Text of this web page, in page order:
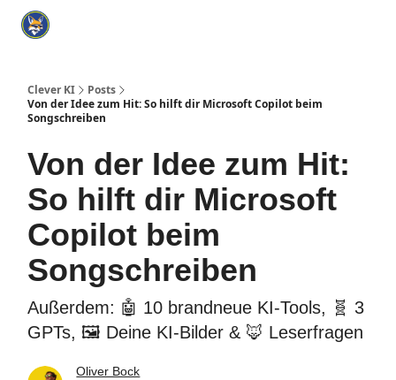
Clever KI
Posts
Von der Idee zum Hit: So hilft dir Microsoft Copilot beim
Songschreiben
Von der Idee zum Hit:
So hilft dir Microsoft
Copilot beim
Songschreiben
Außerdem: 🤖 10 brandneue KI-Tools, 🧬 3
GPTs, 🖼️ Deine KI-Bilder & 🦊 Leserfragen
Oliver Bock